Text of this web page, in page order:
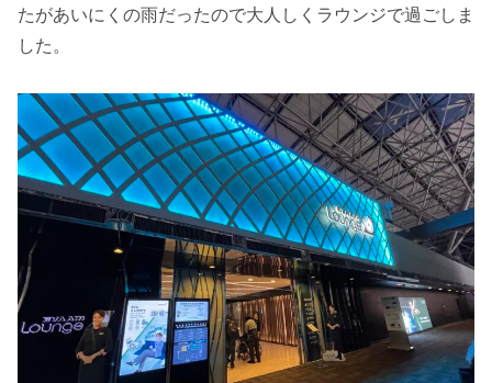
たがあいにくの雨だったので大人しくラウンジで過ごしま
した。